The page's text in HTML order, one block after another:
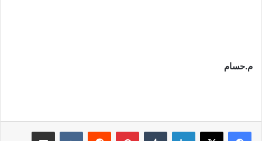
م.حسام
لينكدإن بينتيريست